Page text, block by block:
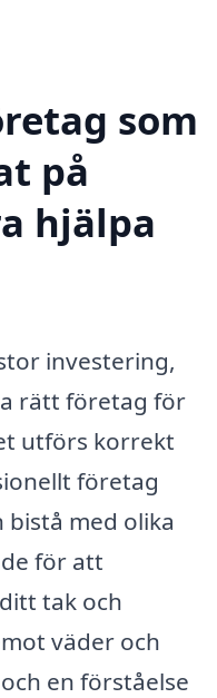
som
på
hjälpa
investering,
rätt företag för
utförs korrekt
företag
bistå med olika
för att
tak och
väder och
en förståelse